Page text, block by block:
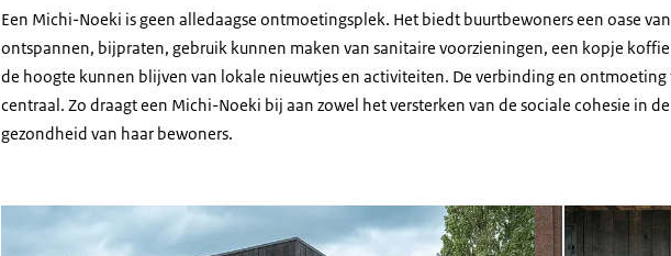
Een Michi-Noeki is geen alledaagse ontmoetingsplek. Het biedt buurtbewoners een oase
ontspannen, bijpraten, gebruik kunnen maken van sanitaire voorzieningen, een kopje
de hoogte kunnen blijven van lokale nieuwtjes en activiteiten. De verbinding en ontmoeting
centraal. Zo draagt een Michi-Noeki bij aan zowel het versterken van de sociale cohesie in
gezondheid van haar bewoners.
Open de galerij